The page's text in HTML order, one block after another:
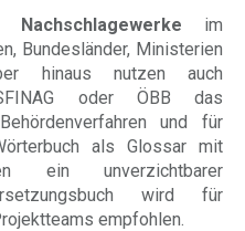
Nachschlagewerke im
Bundesländer, Ministerien
hinaus nutzen auch
oder ÖBB das
und für
als Glossar mit
ein unverzichtbarer
wird für
empfohlen.